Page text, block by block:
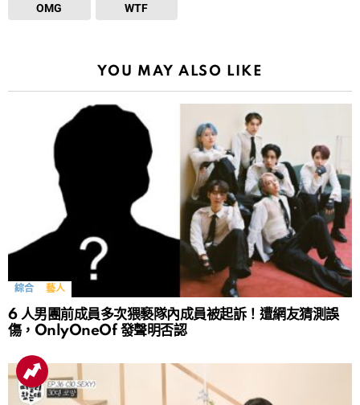
OMG WTF
YOU MAY ALSO LIKE
綜合 藝人
6 人男團前成員多次猥褻隊內成員被起訴！遭網友猜測誤
傷，OnlyOneOf 發聲明否認